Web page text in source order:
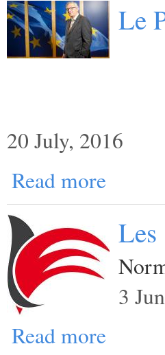
Le
20 July, 2016
Read more
Les
3
Read more